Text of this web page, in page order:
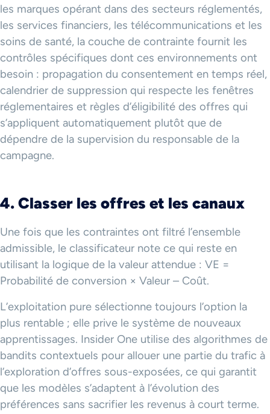
les marques opérant dans des secteurs réglementés,
les services financiers, les télécommunications et les
soins de santé, la couche de contrainte fournit les
contrôles spécifiques dont ces environnements ont
besoin : propagation du consentement en temps réel,
calendrier de suppression qui respecte les fenêtres
réglementaires et règles d’éligibilité des offres qui
s’appliquent automatiquement plutôt que de
dépendre de la supervision du responsable de la
campagne.
4. Classer les offres et les canaux
Une fois que les contraintes ont filtré l’ensemble
admissible, le classificateur note ce qui reste en
utilisant la logique de la valeur attendue : VE =
Probabilité de conversion × Valeur – Coût.
L’exploitation pure sélectionne toujours l’option la
plus rentable ; elle prive le système de nouveaux
apprentissages. Insider One utilise des algorithmes de
bandits contextuels pour allouer une partie du trafic à
l’exploration d’offres sous-exposées, ce qui garantit
que les modèles s’adaptent à l’évolution des
préférences sans sacrifier les revenus à court terme.